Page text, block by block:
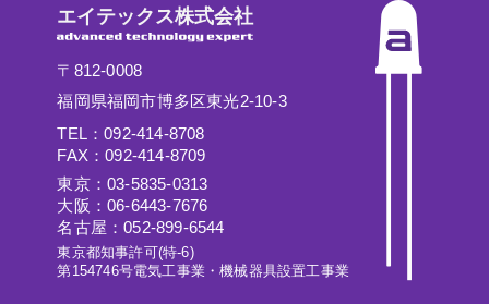
エイテックス株式会社
〒812-0008
福岡県福岡市博多区東光2-10-3
TEL：092-414-8708
FAX：092-414-8709
東京：03-5835-0313
大阪：06-6443-7676
名古屋：052-899-6544
東京都知事許可(特-6)
第154746号電気工事業・機械器具設置工事業